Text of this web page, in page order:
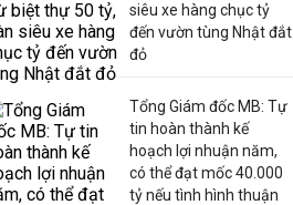
siêu xe hàng chục tỷ
đến vườn tùng Nhật đắt
đỏ
Tổng Giám đốc MB: Tự
tin hoàn thành kế
hoạch lợi nhuận năm,
có thể đạt mốc 40.000
tỷ nếu tình hình thuận